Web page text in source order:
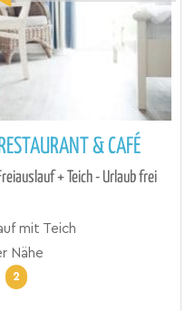
& CAFÉ
+ Teich - Urlaub frei
mit Teich
Nähe
2